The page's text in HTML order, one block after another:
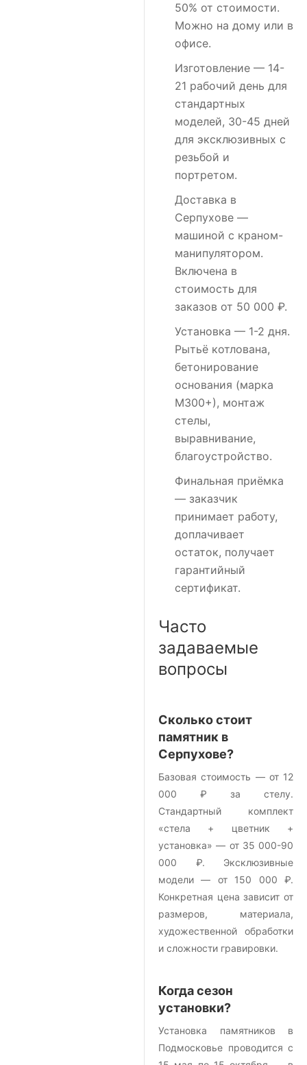
50% от стоимости.
Можно на дому или в
офисе.
Изготовление — 14-
21 рабочий день для
стандартных
моделей, 30-45 дней
для эксклюзивных с
резьбой и
портретом.
Доставка в
Серпухове —
машиной с краном-
манипулятором.
Включена в
стоимость для
заказов от 50 000 ₽.
Установка — 1-2 дня.
Рытьё котлована,
бетонирование
основания (марка
М300+), монтаж
стелы,
выравнивание,
благоустройство.
Финальная приёмка
— заказчик
принимает работу,
доплачивает
остаток, получает
гарантийный
сертификат.
Часто
задаваемые
вопросы
Сколько стоит
памятник в
Серпухове?
Базовая стоимость — от 12
000 ₽ за стелу.
Стандартный комплект
«стела + цветник +
установка» — от 35 000-90
000 ₽. Эксклюзивные
модели — от 150 000 ₽.
Конкретная цена зависит от
размеров, материала,
художественной обработки
и сложности гравировки.
Когда сезон
установки?
Установка памятников в
Подмосковье проводится с